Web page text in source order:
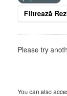
Filtrează
Please try
You can also